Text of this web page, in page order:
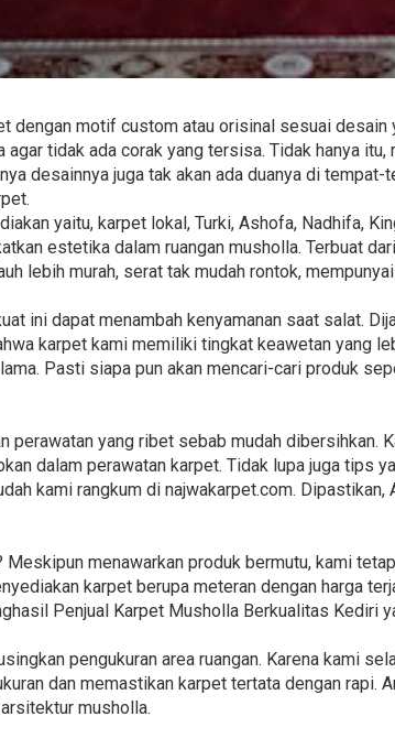
dengan motif custom atau orisinal sesuai
agar tidak ada corak yang tersisa. Tidak hanya
desainnya juga tak akan ada duanya di tempat-
yaitu, karpet lokal, Turki, Ashofa, Nadhifa,
estetika dalam ruangan musholla. Terbuat
lebih murah, serat tak mudah rontok,
ini dapat menambah kenyamanan saat salat.
karpet kami memiliki tingkat keawetan yang
Pasti siapa pun akan mencari-cari produk
perawatan yang ribet sebab mudah dibersihkan.
dalam perawatan karpet. Tidak lupa juga tips
kami rangkum di najwakarpet.com.
menawarkan produk bermutu, kami
karpet berupa meteran dengan harga
Penjual Karpet Musholla Berkualitas Kediri
pengukuran area ruangan. Karena kami
dan memastikan karpet tertata dengan rapi.
musholla.